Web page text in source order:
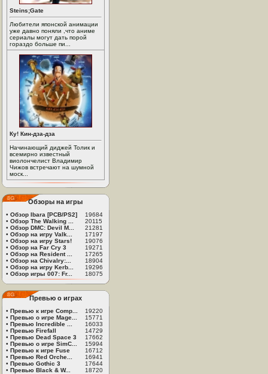
Steins;Gate
Любители японской анимации
уже давно поняли ,что аниме
сериалы могут дать порой
гораздо больше пи...
Ку! Кин-дза-дза
Начинающий диджей Толик и
всемирно известный
виолончелист Владимир
Чижов встречают на шумной
моск...
Обзоры на игры
• Обзор Ibara [PCB/PS2]
19684
• Обзор The Walking ...
20115
• Обзор DMC: Devil M...
21281
• Обзор на игру Valk...
17197
• Обзор на игру Stars!
19076
• Обзор на Far Cry 3
19271
• Обзор на Resident ...
17265
• Обзор на Chivalry:...
18904
• Обзор на игру Kerb...
19296
• Обзор игры 007: Fr... 18075
Превью о играх
• Превью к игре Comp...
19220
• Превью о игре Mage...
15771
• Превью Incredible ...
16033
• Превью Firefall
14729
• Превью Dead Space 3
17662
• Превью о игре SimC...
15994
• Превью к игре Fuse
16712
• Превью Red Orche...
16941
• Превью Gothic 3
17644
• Превью Black & W... 18720